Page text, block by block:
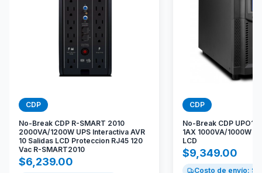
CDP
No-Break CDP R-SMART 2010
2000VA/1200W UPS Interactiva AVR
10 Salidas LCD Proteccion RJ45 120
Vac R-SMART2010
$6,239.00
CDP
No-Break CDP UPO11-
1AX 1000VA/1000W
LCD
$9,349.00
Costo de envío: $